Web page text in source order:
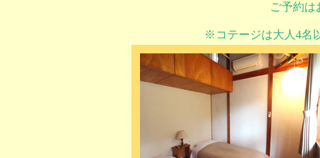
ご予約は
※コテージは大人4名